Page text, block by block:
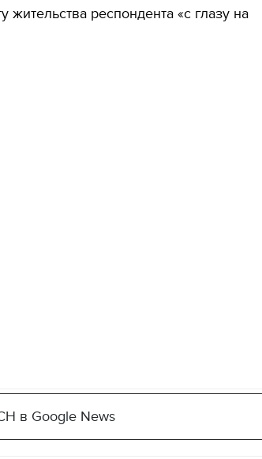
респондента «с глазу на
в Google News